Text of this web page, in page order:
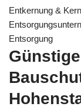
Entkernung &
Entsorgung
Günstige